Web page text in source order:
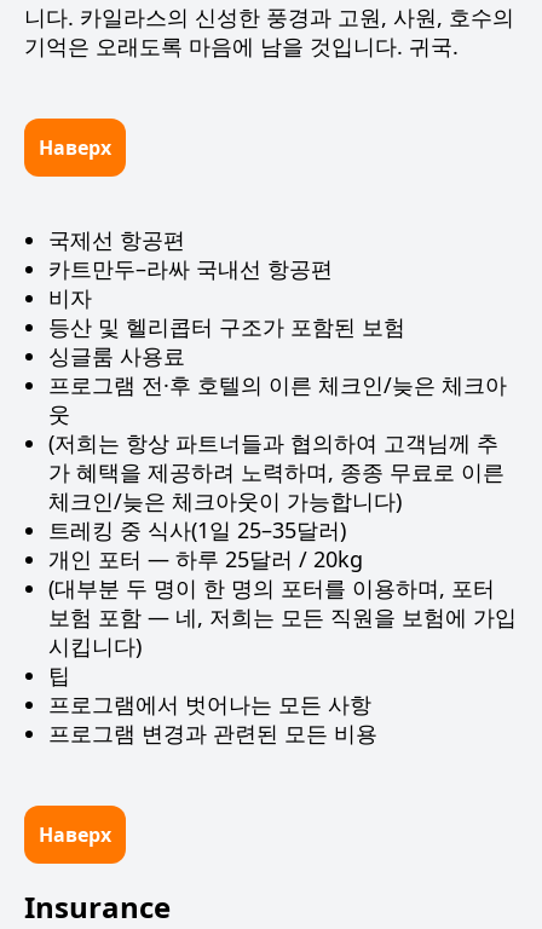
니다. 카일라스의 신성한 풍경과 고원, 사원, 호수의
기억은 오래도록 마음에 남을 것입니다. 귀국.
Наверх
국제선 항공편
카트만두–라싸 국내선 항공편
비자
등산 및 헬리콥터 구조가 포함된 보험
싱글룸 사용료
프로그램 전·후 호텔의 이른 체크인/늦은 체크아
웃
(저희는 항상 파트너들과 협의하여 고객님께 추
가 혜택을 제공하려 노력하며, 종종 무료로 이른
체크인/늦은 체크아웃이 가능합니다)
트레킹 중 식사(1일 25–35달러)
개인 포터 — 하루 25달러 / 20kg
(대부분 두 명이 한 명의 포터를 이용하며, 포터
보험 포함 — 네, 저희는 모든 직원을 보험에 가입
시킵니다)
팁
프로그램에서 벗어나는 모든 사항
프로그램 변경과 관련된 모든 비용
Наверх
Insurance